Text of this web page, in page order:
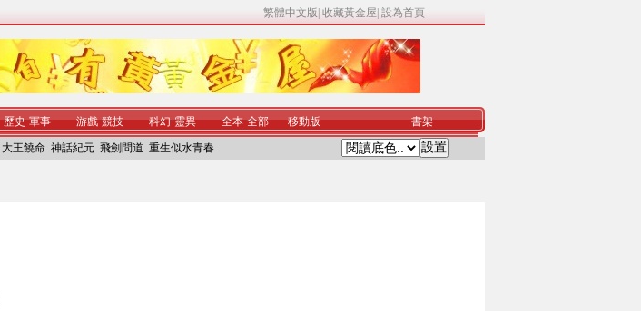
繁體中文版 收藏黃金屋 設為首頁
歷史·軍事 游戲·競技 科幻·靈異 全本·全部 移動版 書架
大王饒命 神話紀元 飛劍問道 重生似水青春